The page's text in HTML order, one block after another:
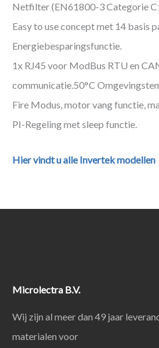
Netfilter (EN61800-3 Categorie
Easy to use concept met 14 basis
Energiebesparingsfunctie.
1x RJ45 voor ModBus RTU en
communicatie.50°C
Fire Modus, motor vang functie,
PI-Regeling met sleep functie.
Hier vindt u alle Invertek modellen
Microlectra B.V.
Wij zijn al meer dan 49 jaar
materialen voor